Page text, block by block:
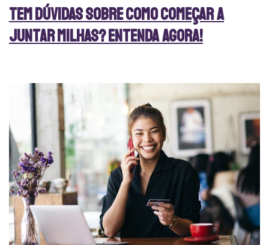
Tem dúvidas sobre como começar a
juntar milhas? Entenda agora!